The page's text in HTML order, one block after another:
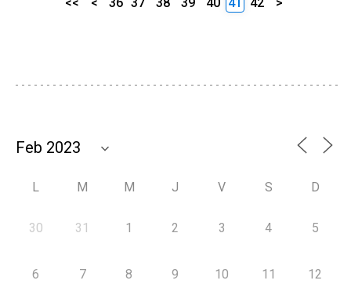
L M M J V S D
30 31 1 2 3 4 5
6 7 8 9 10 11 12